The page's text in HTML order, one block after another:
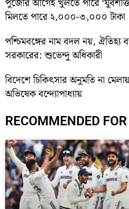
পুজোর আগেই খুলতে পারে ‘যুবশক্তি
মিলতে পারে ২,০০০-৩,০০০ টাকা
পশ্চিমবঙ্গের নাম বদল নয়, ঐতিহ্য
সরকারের: শুভেন্দু অধিকারী
বিদেশে চিকিৎসার অনুমতি না মেলায়
অভিষেক বন্দ্যোপাধ্যায়
RECOMMENDED